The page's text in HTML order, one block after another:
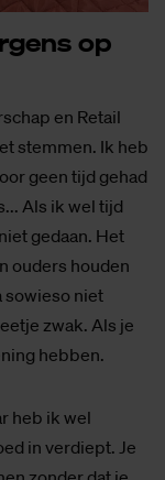
op
en Retail
stemmen. Ik heb
geen tijd gehad
Als ik wel tijd
gedaan. Het
ouders houden
sowieso niet
zwak. Als je
hebben.
heb ik wel
in verdiept. Je